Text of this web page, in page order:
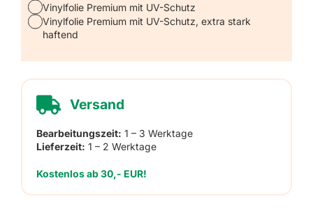
Vinylfolie Premium mit UV-Schutz
Vinylfolie Premium mit UV-Schutz, extra stark
haftend
Versand
Bearbeitungszeit: 1 – 3 Werktage
Lieferzeit: 1 – 2 Werktage
Kostenlos ab 30,- EUR!